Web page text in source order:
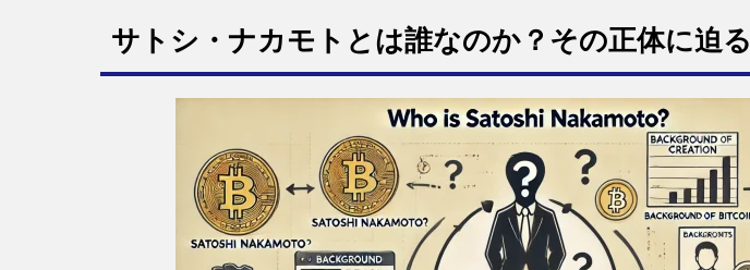
サトシ・ナカモトとは誰なのか？その正体に迫る